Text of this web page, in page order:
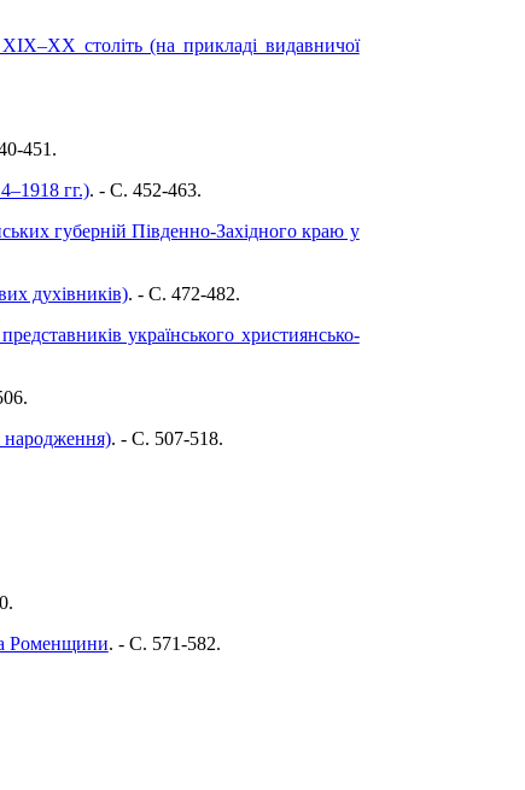
століть (на прикладі видавничої
451.
гг.). - C. 452-463.
губерній Південно-Західного краю у
духівників). - C. 472-482.
українського християнсько-
народження). - C. 507-518.
Роменщини. - C. 571-582.